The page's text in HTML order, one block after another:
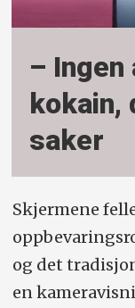
–
saker
Skjermene
og det
en